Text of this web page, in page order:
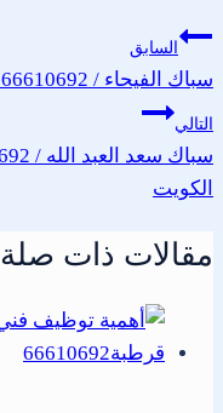
السابق
سباك الفيحاء / 66610692 / صيانة وتركيب فني صحي الكويت
التالي
الكويت
مقالات ذات صلة